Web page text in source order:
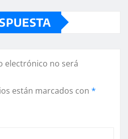
electrónico no será
están marcados con *